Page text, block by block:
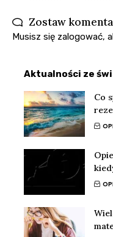
Zostaw
Musisz się zalogować,
Aktualności ze
Co